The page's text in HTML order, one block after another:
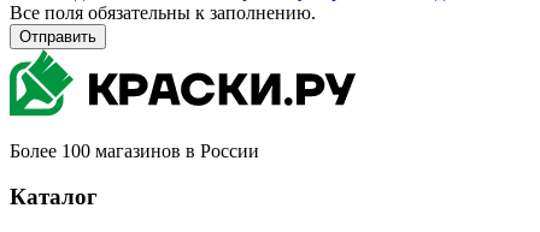
Все поля обязательны к заполнению.
Отправить
Более 100 магазинов в России
Каталог